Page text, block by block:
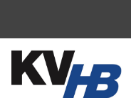
Start